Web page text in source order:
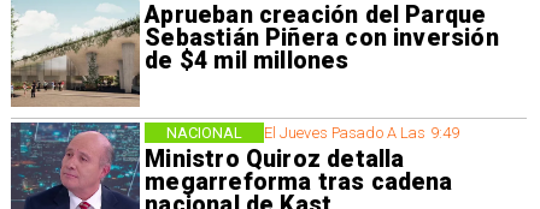
Aprueban creación del Parque
Sebastián Piñera con inversión
de $4 mil millones
El Jueves Pasado A Las 9:49
Ministro Quiroz detalla
megarreforma tras cadena
NACIONAL